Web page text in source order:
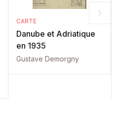
CARTE
Danube et Adriatique
en 1935
Gustave Demorgny